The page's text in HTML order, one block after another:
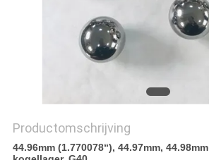
Productomschrijving
44.96mm (1.770078“), 44.97mm,